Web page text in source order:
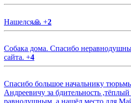
Нашелся🙏 +2
Собака дома. Спасибо
сайта. +4
Спасибо большое начальнику
Андреевичу за бдительность
равнодушным ,а нашёл место для